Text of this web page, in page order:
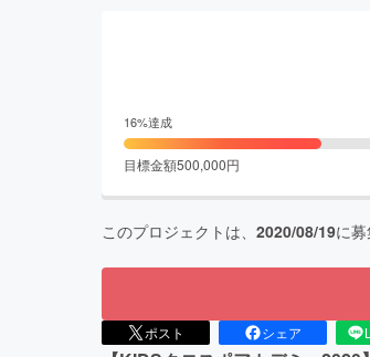
16%達成
目標金額500,000円
このプロジェクトは、 2020/08/19に募
ポスト シェア